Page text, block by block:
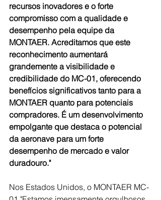
recursos inovadores e o forte
compromisso com a qualidade e
desempenho pela equipe da
MONTAER. Acreditamos que este
reconhecimento aumentará
grandemente a visibilidade e
credibilidade do MC-01, oferecendo
benefícios significativos tanto para a
MONTAER quanto para potenciais
compradores. É um desenvolvimento
empolgante que destaca o potencial
da aeronave para um forte
desempenho de mercado e valor
duradouro."
Nos Estados Unidos, o MONTAER MC-